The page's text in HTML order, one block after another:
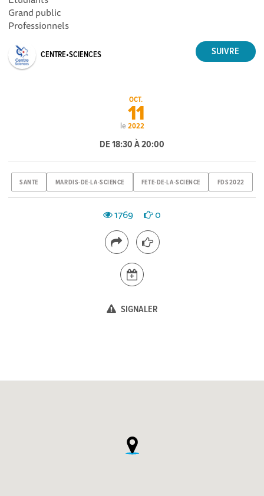
Grand public
Professionnels
CENTRE•SCIENCES
le
OCT.
11
2022
DE 18:30 À 20:00
SANTE MARDIS-DE-LA-SCIENCE FETE-DE-LA-SCIENCE FDS2022
1769 0
SIGNALER